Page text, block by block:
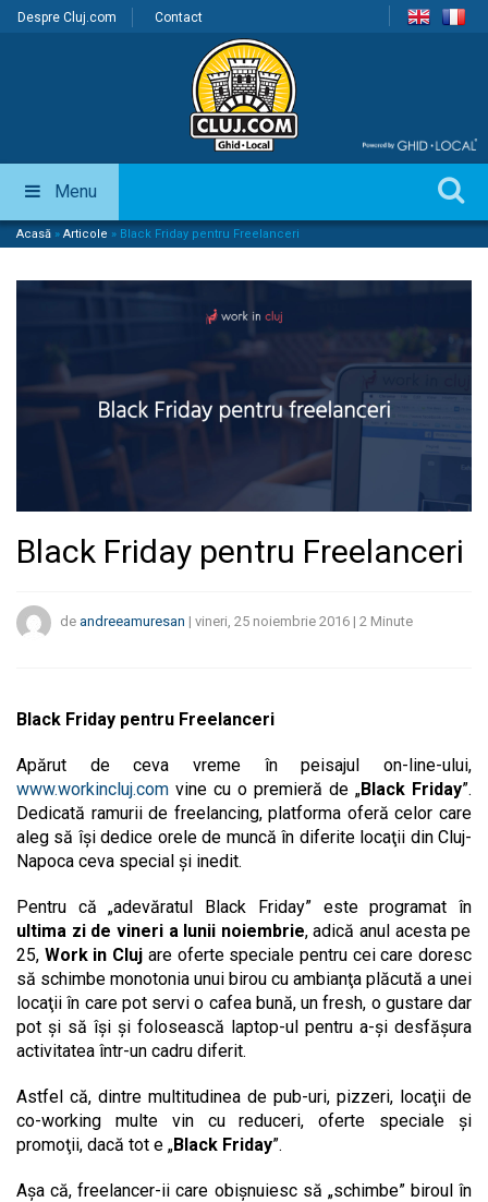
Despre Cluj.com Contact
Menu
Acasă » Articole » Black Friday pentru Freelanceri
Black Friday pentru Freelanceri
de andreeamuresan | vineri, 25 noiembrie 2016 | 2 Minute
Black Friday pentru Freelanceri
Apărut de ceva vreme în peisajul on-line-ului,
www.workincluj.com vine cu o premieră de „Black Friday”.
Dedicată ramurii de freelancing, platforma oferă celor care
aleg să îşi dedice orele de muncă în diferite locaţii din Cluj-
Napoca ceva special şi inedit.
Pentru că „adevăratul Black Friday” este programat în
ultima zi de vineri a lunii noiembrie, adică anul acesta pe
25, Work in Cluj are oferte speciale pentru cei care doresc
să schimbe monotonia unui birou cu ambianţa plăcută a unei
locaţii în care pot servi o cafea bună, un fresh, o gustare dar
pot şi să îşi şi folosească laptop-ul pentru a-şi desfăşura
activitatea într-un cadru diferit.
Astfel că, dintre multitudinea de pub-uri, pizzeri, locaţii de
co-working multe vin cu reduceri, oferte speciale şi
promoţii, dacă tot e „Black Friday”.
Aşa că, freelancer-ii care obişnuiesc să „schimbe” biroul în